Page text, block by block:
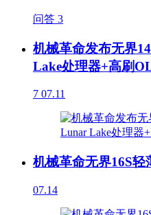
问答 3
机械革命发布无界
Lake处理器+高刷
7 07.11
机械革命无界16S轻
07.14